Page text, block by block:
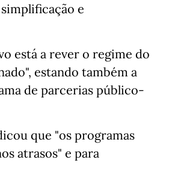
e
está a rever o regime do
estando também a
de parcerias público-
que "os programas
atrasos" e para